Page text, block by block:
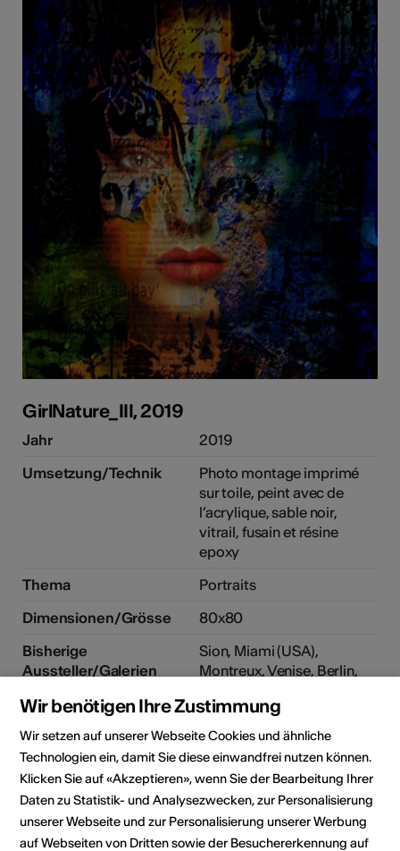
GirlNature_III, 2019
Jahr
2019
Umsetzung/Technik
Photo montage imprimé
sur toile, peint avec de
l’acrylique, sable noir,
vitrail, fusain et résine
epoxy
Thema
Portraits
Dimensionen/Grösse
80x80
Bisherige
Aussteller/Galerien
Sion, Miami (USA),
Montreux, Venise, Berlin,
Nyon, Durham (USA), Lyon,
Trélex
Wir benötigen Ihre Zustimmung
Wir setzen auf unserer Webseite Cookies und ähnliche
Technologien ein, damit Sie diese einwandfrei nutzen können.
Klicken Sie auf «Akzeptieren», wenn Sie der Bearbeitung Ihrer
Daten zu Statistik- und Analysezwecken, zur Personalisierung
unserer Webseite und zur Personalisierung unserer Werbung
auf Webseiten von Dritten sowie der Besuchererkennung auf